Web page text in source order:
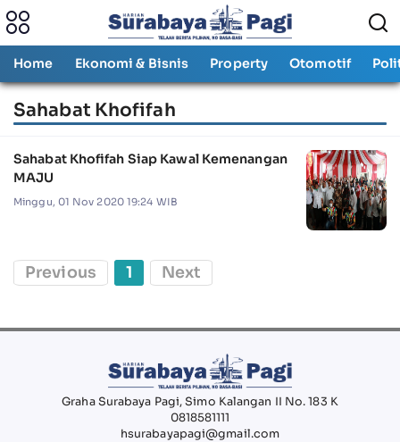
Home Ekonomi & Bisnis Property Otomotif
Sahabat Khofifah
Sahabat Khofifah Siap Kawal Kemenangan
MAJU
Minggu, 01 Nov 2020 19:24 WIB
Previous 1 Next
Graha Surabaya Pagi, Simo Kalangan II No. 183 K
0818581111
hsurabayapagi@gmail.com